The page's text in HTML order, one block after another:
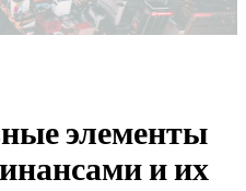
элементы
и их